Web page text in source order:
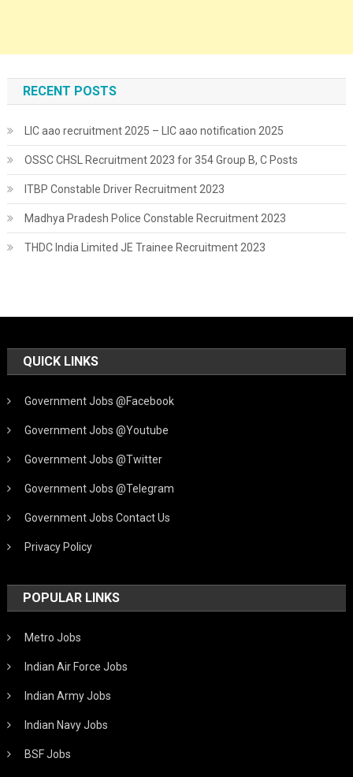
RECENT POSTS
LIC aao recruitment 2025 – LIC aao notification 2025
OSSC CHSL Recruitment 2023 for 354 Group B, C Posts
ITBP Constable Driver Recruitment 2023
Madhya Pradesh Police Constable Recruitment 2023
THDC India Limited JE Trainee Recruitment 2023
QUICK LINKS
Government Jobs @Facebook
Government Jobs @Youtube
Government Jobs @Twitter
Government Jobs @Telegram
Government Jobs Contact Us
Privacy Policy
POPULAR LINKS
Metro Jobs
Indian Air Force Jobs
Indian Army Jobs
Indian Navy Jobs
BSF Jobs